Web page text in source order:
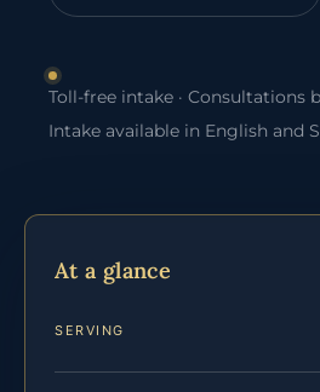
Toll-free intake · Consultations
Intake available in English and
At a glance
SERVING